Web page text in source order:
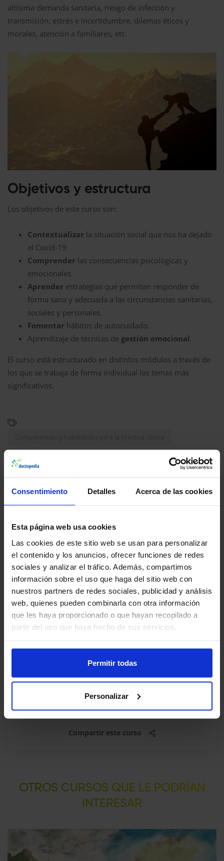
Consentimiento Detalles Acerca de las cookies
Esta página web usa cookies
Las cookies de este sitio web se usan para personalizar
el contenido y los anuncios, ofrecer funciones de redes
sociales y analizar el tráfico. Además, compartimos
información sobre el uso que haga del sitio web con
nuestros partners de redes sociales, publicidad y análisis
web, quienes pueden combinarla con otra información
que les haya proporcionado o que hayan recopilado a
partir del uso que haya hecho de sus servicios.
Permitir todas
Personalizar
altísima demanda sanitaria, riesgo de infección y
transmisión, estrés e incertidumbre, dilemas éticos y
morales, atención a familiares, etc.
Objetivos y estructura
Los objetivos de este curso son:
Contextualizar la situación social que nos ha dejado
el Covid-19.
Comprender las consecuencias psicológicas y
emocionales.
Aprender estrategias que permitan responder de
forma sana y adecuada a las circunstancias sanitarias,
sociales y personales.
Fomentar hábitos de autocuidado.
Aprendizaje de técnicas de gestión emocional.
El curso está estructurado en distintos módulos a través de
los que se trabaja de forma individual los temas más
significativos.
Herramientas para mi día a día
Ficha técnica
Abierto desde el
jueves, 6 de mayo de 2021
Duración 50 minutos
Temas
Fecha límite Sin límite
Compartir este curso
OTROS CURSOS QUE LE PODRÍAN
INTERESAR​